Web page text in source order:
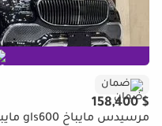
ضمان
$ 158,400
مرسيدس مايباخ gls600 مايباخ